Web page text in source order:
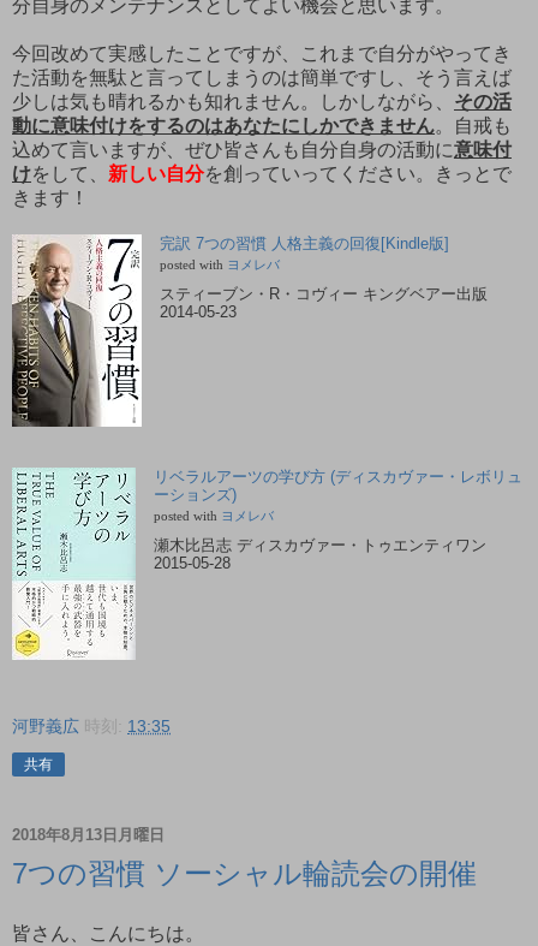
分自身のメンテナンスとしてよい機会と思います。
今回改めて実感したことですが、これまで自分がやってき
た活動を無駄と言ってしまうのは簡単ですし、そう言えば
少しは気も晴れるかも知れません。しかしながら、 その活
動に意味付けをするのはあなたにしかできません。自戒も
込めて言いますが、ぜひ皆さんも自分自身の活動に意味付
けをして、 新しい自分を創っていってください。きっとで
きます！
完訳 7つの習慣 人格主義の回復[Kindle版]
posted with ヨメレバ
スティーブン・R・コヴィー キングベアー出版
2014-05-23
リベラルアーツの学び方 (ディスカヴァー・レボリュ
ーションズ)
posted with ヨメレバ
瀬木比呂志 ディスカヴァー・トゥエンティワン
2015-05-28
河野義広 時刻: 13:35
共有
2018年8月13日月曜日
7つの習慣 ソーシャル輪読会の開催
皆さん、こんにちは。